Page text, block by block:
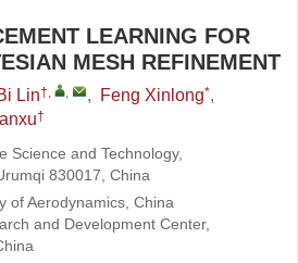
LEARNING FOR
MESH REFINEMENT
Lin†, , , Feng Xinlong*,
†
Science and Technology,
830017, China
of Aerodynamics, China
and Development Center,